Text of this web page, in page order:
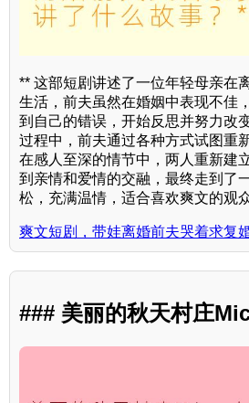
** 这部短剧讲述了一位年轻母亲在
生活，前夫虽然在婚姻中表现不佳
到自己的错误，开始反思并努力改
过程中，前夫通过各种方式试图重
在感人至深的情节中，两人重新建
到亲情和爱情的交融，最终走到了
松，充满温情，适合喜欢爽文的观众
爽文短剧，带娃离婚前夫哭着求复
### 美丽的秋天村庄